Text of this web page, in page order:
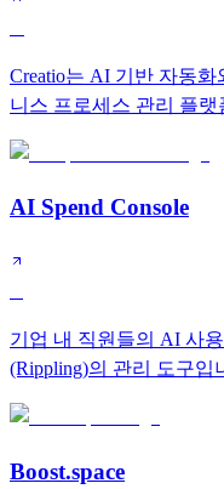
Creatio는 AI 기반 자동
니스 프로세스 관리 플랫
AI Spend Console
기업 내 직원들의 AI 사
(Rippling)의 관리 도구입
Boost.space